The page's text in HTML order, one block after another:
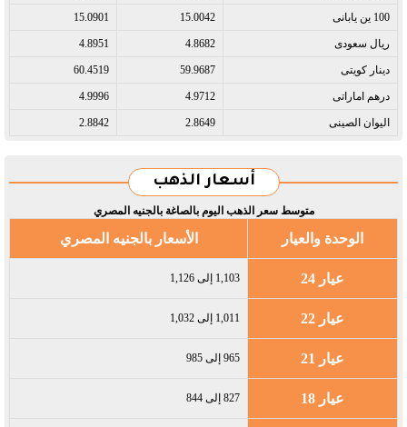
100 ين يابانى​ 15.0042
15.0901
ريال سعودى​ 4.8682
4.8951
دينار كويتى​ 59.9687
60.4519
درهم اماراتى​ 4.9712
4.9996
اليوان الصينى​ 2.8649
2.8842
أسعار الذهب
متوسط سعر الذهب اليوم بالصاغة بالجنيه المصري
الوحدة والعيار الأسعار بالجنيه المصري
عيار 24 1,103 إلى 1,126
عيار 22 1,011 إلى 1,032
عيار 21 965 إلى 985
عيار 18 827 إلى 844